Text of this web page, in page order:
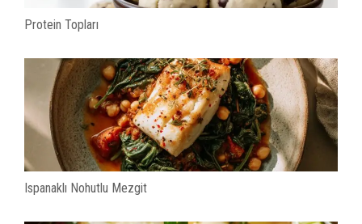
Protein Topları
Ispanaklı Nohutlu Mezgit